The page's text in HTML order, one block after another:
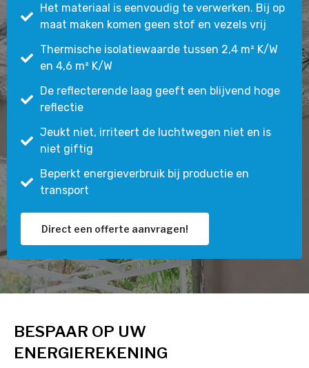
Het materiaal is eenvoudig te verwerken. Bij op
maat maken komen geen stof en vezels vrij
Thermische isolatiewaarde tussen 2,4 m² K/W
en 4,6 m² K/W
De reflecterende laag geeft een blijvend hoge
reflectie
Jeukt niet, irriteert de luchtwegen niet en is
niet giftig
Beperkt energieverbruik bij productie en
transport
Direct een offerte aanvragen!
BESPAAR OP UW
ENERGIEREKENING